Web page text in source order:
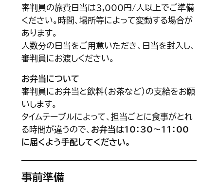
審判員の旅費日当は3,000円/人以上でご準備
ください。時間、場所等によって変動する場合が
あります。
人数分の日当をご用意いただき、日当を封入し、
審判員にお渡しください。
お弁当について
審判員にお弁当と飲料（お茶など）の支給をお願
いします。
タイムテーブルによって、担当ごとに食事がとれ
る時間が違うので、 お弁当は10：30～11：00
に届くよう手配してください。
事前準備